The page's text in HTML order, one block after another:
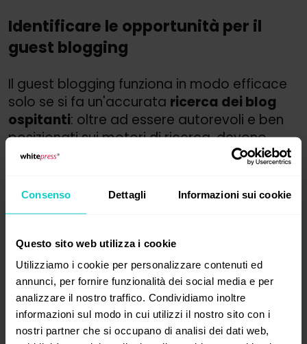
Consenso Dettagli Informazioni sui cookie
Questo sito web utilizza i cookie
Utilizziamo i cookie per personalizzare contenuti ed
annunci, per fornire funzionalità dei social media e per
analizzare il nostro traffico. Condividiamo inoltre
informazioni sul modo in cui utilizzi il nostro sito con i
nostri partner che si occupano di analisi dei dati web,
Identificare le opportunità per il
guest blogging
Il guest blogging funziona in modo efficace
solo se si fa un'accurata ricerca dei blog
ospitanti: oltre ad essere autorevoli e ben
posizionati sui motori di ricerca, devono
essere pertinenti al sito o blog che
Va quindi fatta una cernita di siti pertinenti
o che almeno abbiano
pertinenti al nostro sito. Questo parametro
è conveniente sia per noi che pubblichiamo,
sia per loro che ricevono un contenuto in cui
siamo esperti, ovverosia un contenuto di
qualitàscritto da una persona che ha
esperienza nel campo.